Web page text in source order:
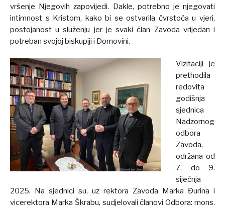
vršenje Njegovih zapovijedi. Dakle, potrebno je njegovati
intimnost s Kristom, kako bi se ostvarila čvrstoća u vjeri,
postojanost u služenju jer je svaki član Zavoda vrijedan i
potreban svojoj biskupiji i Domovini.
Vizitaciji je
prethodila
redovita
godišnja
sjednica
Nadzornog
odbora
Zavoda,
održana od
7. do 9.
siječnja
2025. Na sjednici su, uz rektora Zavoda Marka Đurina i
vicerektora Marka Škrabu, sudjelovali članovi Odbora: mons.